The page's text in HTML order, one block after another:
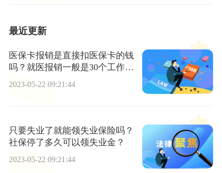
最近更新
医保卡报销是直接扣医保卡的钱
吗？就医报销一般是30个工作日
内到账的吗？
2023-05-22 09:21:44
只要失业了就能领失业保险吗？
社保停了多久可以领失业金？
2023-05-22 09:21:44